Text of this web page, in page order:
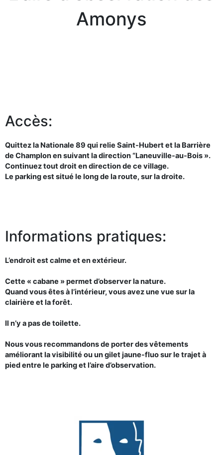
Amonys
Accès:
Quittez la Nationale 89 qui relie Saint-Hubert et la Barrière
de Champlon en suivant la direction “Laneuville-au-Bois ».
Continuez tout droit en direction de ce village.
Le parking est situé le long de la route, sur la droite.
Informations pratiques:
L’endroit est calme et en extérieur.
Cette « cabane » permet d’observer la nature.
Quand vous êtes à l’intérieur, vous avez une vue sur la
clairière et la forêt.
Il n’y a pas de toilette.
Nous vous recommandons de porter des vêtements
améliorant la visibilité ou un gilet jaune-fluo sur le trajet à
pied entre le parking et l’aire d’observation.